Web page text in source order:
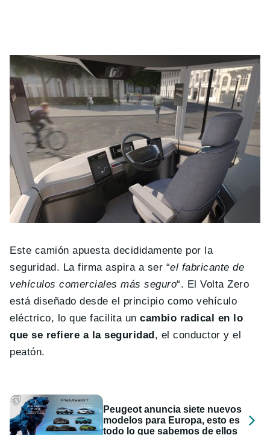
Este camión apuesta decididamente por la
seguridad. La firma aspira a ser “el fabricante de
vehículos comerciales más seguro“. El Volta Zero
está diseñado desde el principio como vehículo
eléctrico, lo que facilita uncambio radical en lo
que se refiere a la seguridad, el conductor y el
peatón.
Peugeot anuncia siete nuevos
modelos para Europa, esto es
todo lo que sabemos de ellos